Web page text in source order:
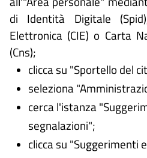
di Identità Digitale (
Elettronica (CIE) o Carta
(Cns);
clicca su "Sportello del
seleziona
cerca l'istanza
segnalazioni";
clicca su "Suggerimenti